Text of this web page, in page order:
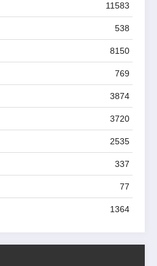
11583
538
8150
769
3874
3720
2535
337
77
1364